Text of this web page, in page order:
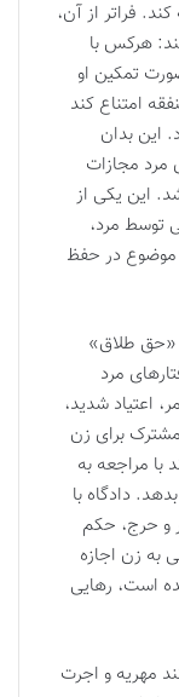
فراتر از آن،
کند: هرکس با
تمکین او
امتناع کند
بدان
مرد مجازات
این یکی از
توسط مرد،
موضوع در حفظ
«حق طلاق»
مرد
اعتیاد شدید،
برای زن
مراجعه به
دادگاه با
و حرج، حکم
به زن اجازه
است، رهایی
مهریه و اجرت